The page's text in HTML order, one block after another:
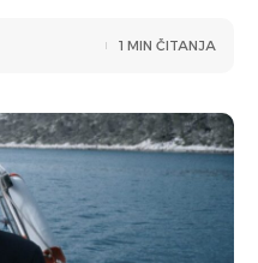
1 MIN ČITANJA